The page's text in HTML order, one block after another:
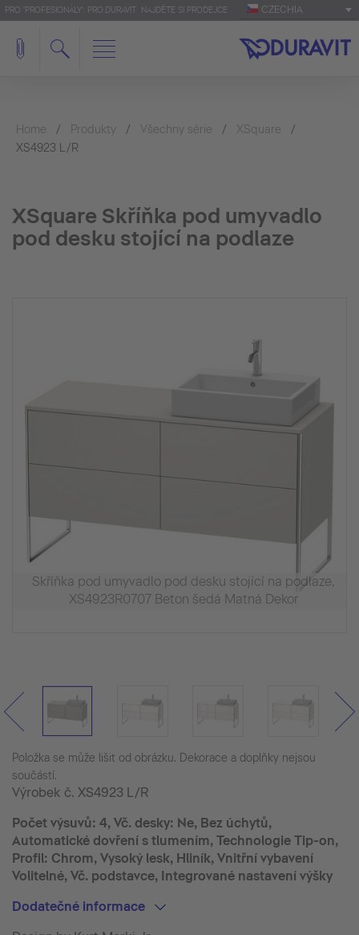
PRO 'PROFESIONÁLY': PRO.DURAVIT NAJDĚTE SI PRODEJCE CZECHIA
Home Produkty Všechny série
XSquare
XS4923 L/R
XSquare Skříňka pod umyvadlo
pod desku stojící na podlaze
Skříňka pod umyvadlo pod desku stojící na podlaze,
XS4923R0707 Beton šedá Matná Dekor
Položka se může lišit od obrázku. Dekorace a doplňky nejsou
součástí.
Výrobek č. XS4923 L/R
Počet výsuvů: 4, Vč. desky: Ne, Bez úchytů,
Automatické dovření s tlumením, Technologie Tip-on,
Profil: Chrom, Vysoký lesk, Hliník, Vnitřní vybavení
Volitelné, Vč. podstavce, Integrované nastavení výšky
Dodatečné informace